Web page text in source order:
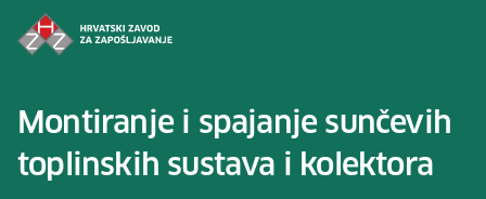
Montiranje i spajanje sunčevih
toplinskih sustava i kolektora